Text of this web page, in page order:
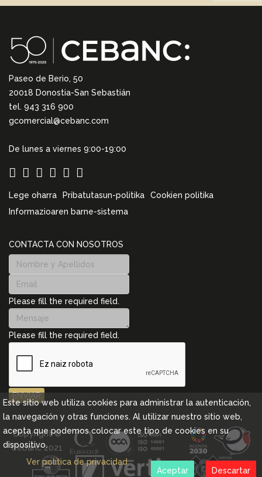
Paseo de Berio, 50
20018 Donostia-San Sebastián
tel. 943 316 900
gcomercial@cebanc.com
De lunes a viernes 9:00-19:00
Lege oharra Pribatutasun-politika
Cookien politika
Informazioaren barne-sistema
CONTACTA CON NOSOTROS
Please fill the required field.
Please fill the required field.
ENVIAR
Copyright ©
Cebanc 2021
Este sitio web utiliza cookies para administrar la autenticación,
la navegación y otras funciones. Al utilizar nuestro sitio web,
acepta que podemos colocar este tipo de cookies en su
dispositivo.
Ver política de privacidad
Descartar
Aceptar